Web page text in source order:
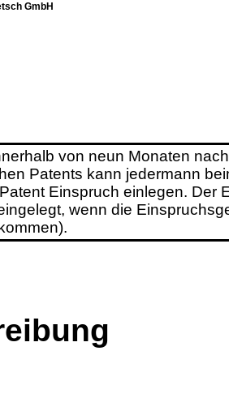
GmbH
von neun Monaten
Patents kann jedermann
Einspruch einlegen. Der
wenn die